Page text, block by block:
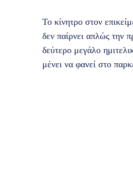
Το κίνητρο στον
δεν παίρνει απλώς την
δεύτερο μεγάλο
μένει να φανεί στο